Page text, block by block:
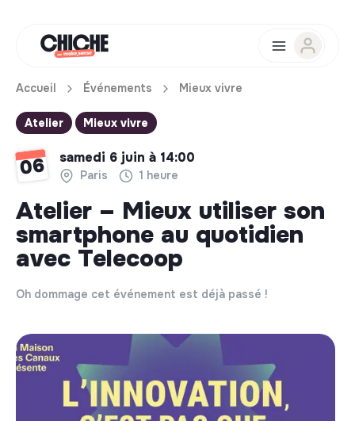
Accueil Événements Mieux vivre
Atelier Mieux vivre
06 samedi 6 juin à 14:00
Paris 1 heure
Atelier – Mieux utiliser son
smartphone au quotidien
avec Telecoop
Oh dommage cet événement est déjà passé !